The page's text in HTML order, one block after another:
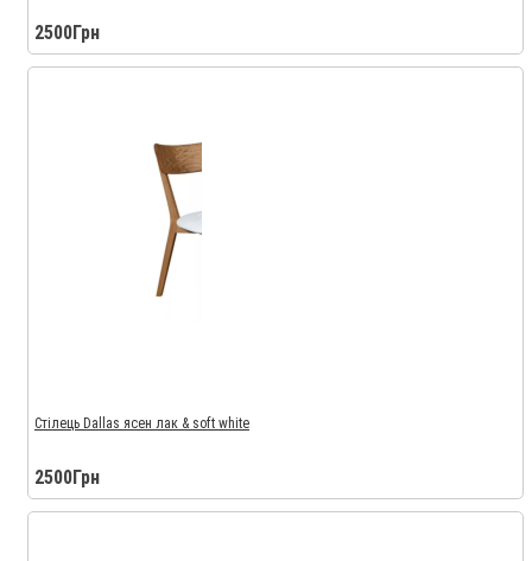
2500Грн
Стілець Dallas ясен лак & soft white
2500Грн